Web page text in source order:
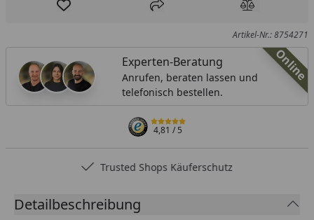
Produkt zur Wunschliste hinzufügen
Teilen Produkt
Artikel-Nr.: 8754271
Online
Experten-Beratung
Anrufen, beraten lassen und
telefonisch bestellen.
4,81/ 5
Trusted Shops Käuferschutz
Detailbeschreibung